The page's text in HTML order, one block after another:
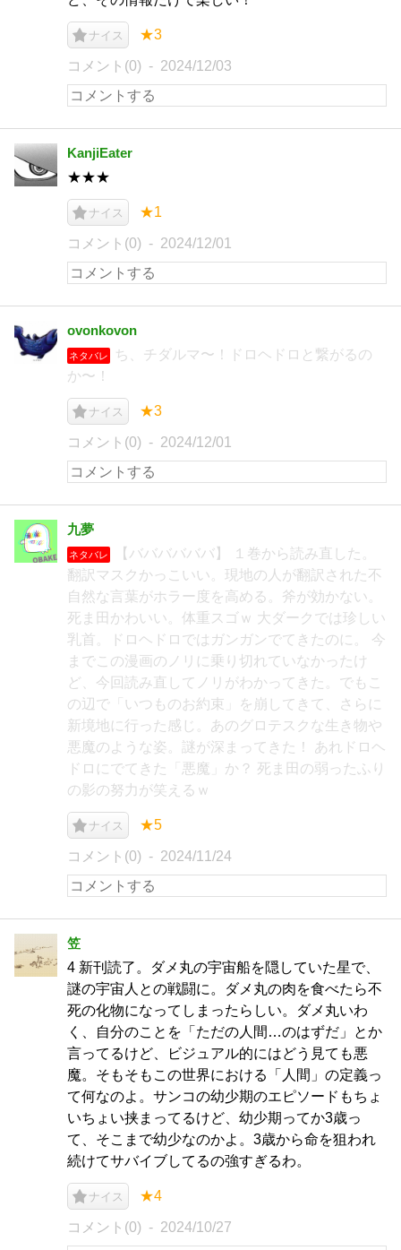
ナイス ★3
コメント(0) 2024/12/03
KanjiEater
★★★
ナイス ★1
コメント(0) 2024/12/01
ovonkovon
ネタバレ
ち、チダルマ〜！ドロヘドロと繋がるの
か〜！
ナイス ★3
コメント(0) 2024/12/01
九夢
ネタバレ
【ババババババ】 １巻から読み直した。
翻訳マスクかっこいい。現地の人が翻訳された不
自然な言葉がホラー度を高める。斧が効かない。
死ま田かわいい。体重スゴｗ 大ダークでは珍しい
乳首。ドロヘドロではガンガンでてきたのに。 今
までこの漫画のノリに乗り切れていなかったけ
ど、今回読み直してノリがわかってきた。でもこ
の辺で「いつものお約束」を崩してきて、さらに
新境地に行った感じ。あのグロテスクな生き物や
悪魔のような姿。謎が深まってきた！ あれドロヘ
ドロにでてきた「悪魔」か？ 死ま田の弱ったふり
の影の努力が笑えるｗ
ナイス ★5
コメント(0) 2024/11/24
笠
4 新刊読了。ダメ丸の宇宙船を隠していた星で、
謎の宇宙人との戦闘に。ダメ丸の肉を食べたら不
死の化物になってしまったらしい。ダメ丸いわ
く、自分のことを「ただの人間…のはずだ」とか
言ってるけど、ビジュアル的にはどう見ても悪
魔。そもそもこの世界における「人間」の定義っ
て何なのよ。サンコの幼少期のエピソードもちょ
いちょい挟まってるけど、幼少期ってか3歳っ
て、そこまで幼少なのかよ。3歳から命を狙われ
続けてサバイブしてるの強すぎるわ。
ナイス ★4
コメント(0) 2024/10/27